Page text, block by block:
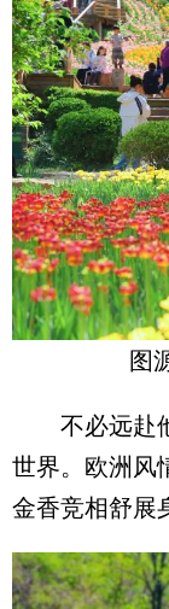
图
不必远赴他
世界。欧洲风
金香竞相舒展